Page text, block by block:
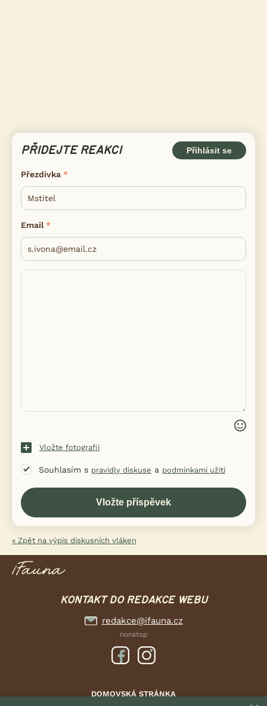
PŘIDEJTE REAKCI Přihlásit se
Přezdívka
Email
Vložte fotografii
Souhlasím s pravidly diskuse a podmínkami užití
« Zpět na výpis diskusních vláken
KONTAKT DO REDAKCE WEBU
redakce@ifauna.cz
nonstop
DOMOVSKÁ STRÁNKA